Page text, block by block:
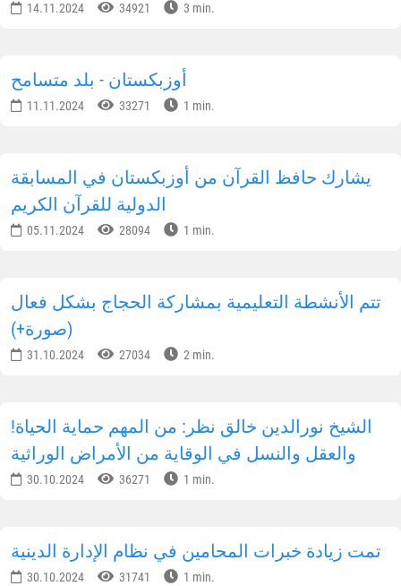
14.11.2024 34921 3 min.
أوزبكستان - بلد متسامح
11.11.2024 33271 1 min.
يشارك حافظ القرآن من أوزبكستان في المسابقة
الدولية للقرآن الكريم
05.11.2024 28094 1 min.
تتم الأنشطة التعليمية بمشاركة الحجاج بشكل فعال
(صورة+)
31.10.2024 27034 2 min.
!الشيخ نورالدين خالق نظر: من المهم حماية الحياة
والعقل والنسل في الوقاية من الأمراض الوراثية
30.10.2024 36271 1 min.
تمت زيادة خبرات المحامين في نظام الإدارة الدينية
30.10.2024 31741 1 min.